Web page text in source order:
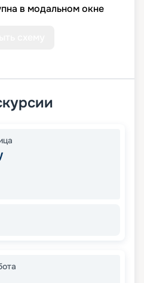
в модальном окне